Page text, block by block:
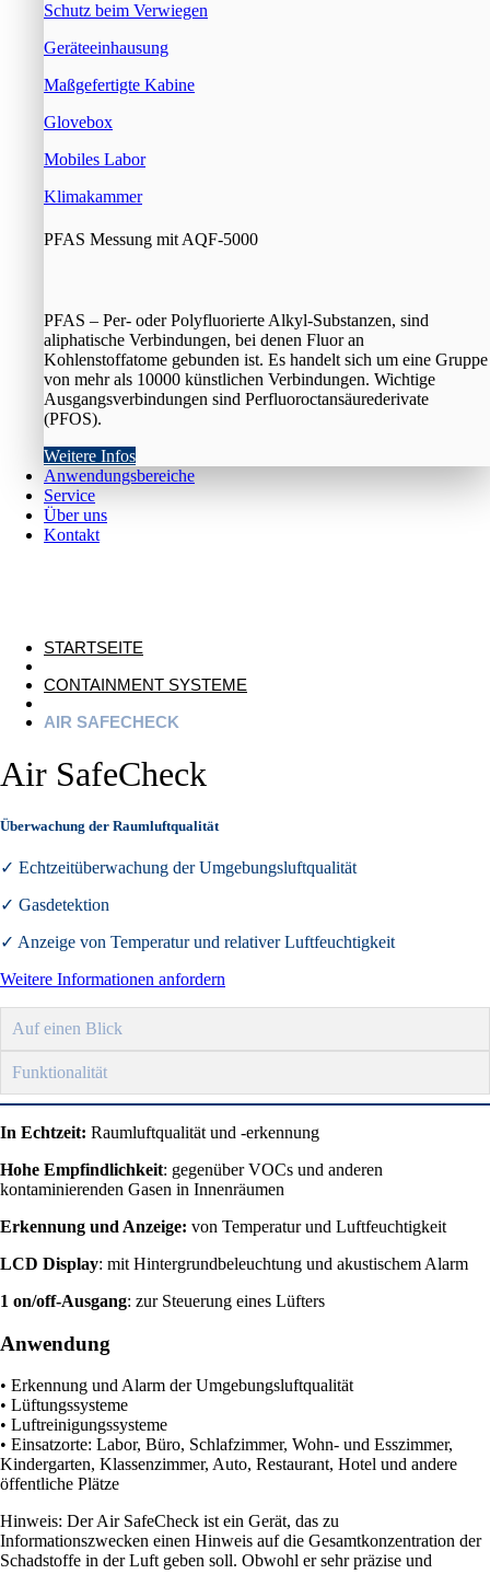
Schutz beim Verwiegen
Geräteeinhausung
Maßgefertigte Kabine
Glovebox
Mobiles Labor
Klimakammer
PFAS Messung mit AQF-5000
PFAS – Per- oder Polyfluorierte Alkyl-Substanzen, sind
aliphatische Verbindungen, bei denen Fluor an
Kohlenstoffatome gebunden ist. Es handelt sich um eine Gruppe
von mehr als 10000 künstlichen Verbindungen. Wichtige
Ausgangsverbindungen sind Perfluoroctansäurederivate
(PFOS).
Weitere Infos
Anwendungsbereiche
Service
Über uns
Kontakt
STARTSEITE
CONTAINMENT SYSTEME
AIR SAFECHECK
Air SafeCheck
Überwachung der Raumluftqualität
✓ Echtzeitüberwachung der Umgebungsluftqualität
✓ Gasdetektion
✓ Anzeige von Temperatur und relativer Luftfeuchtigkeit
Weitere Informationen anfordern
Auf einen Blick
Funktionalität
In Echtzeit: Raumluftqualität und -erkennung
Hohe Empfindlichkeit: gegenüber VOCs und anderen
kontaminierenden Gasen in Innenräumen
Erkennung und Anzeige: von Temperatur und Luftfeuchtigkeit
LCD Display: mit Hintergrundbeleuchtung und akustischem Alarm
1 on/off-Ausgang: zur Steuerung eines Lüfters
Anwendung
• Erkennung und Alarm der Umgebungsluftqualität
• Lüftungssysteme
• Luftreinigungssysteme
• Einsatzorte: Labor, Büro, Schlafzimmer, Wohn- und Esszimmer,
Kindergarten, Klassenzimmer, Auto, Restaurant, Hotel und andere
öffentliche Plätze
Hinweis: Der Air SafeCheck ist ein Gerät, das zu
Informationszwecken einen Hinweis auf die Gesamtkonzentration der
Schadstoffe in der Luft geben soll. Obwohl er sehr präzise und